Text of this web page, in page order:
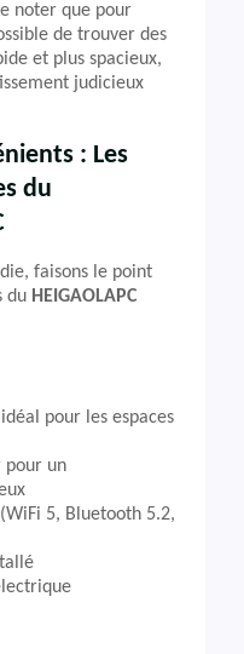
noter que pour
de trouver des
et plus spacieux,
judicieux
: Les
du
faisons le point
du HEIGAOLAPC
pour les espaces
pour un
5, Bluetooth 5.2,